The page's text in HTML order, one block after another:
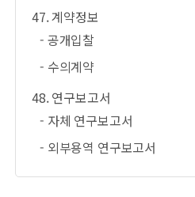
47. 계약정보
- 공개입찰
- 수의계약
48. 연구보고서
- 자체 연구보고서
- 외부용역 연구보고서